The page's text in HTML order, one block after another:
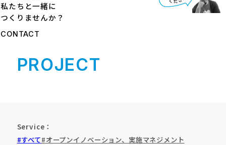
私たちと一緒に
つくりませんか？
CONTACT
PROJECT
Service
#すべて#オープンイノベーション、実施マネジメント